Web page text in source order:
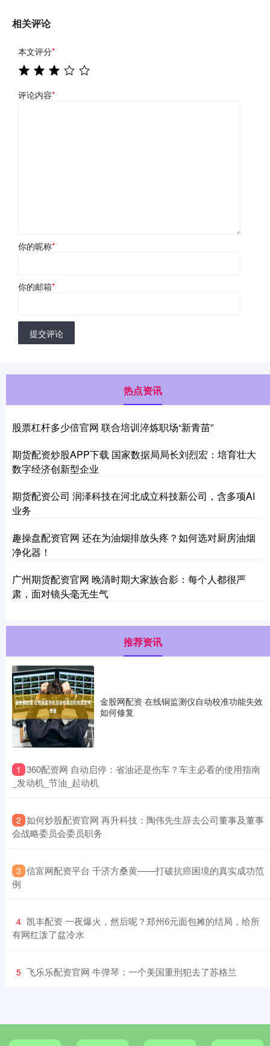
相关评论
本文评分*
评论内容*
你的昵称*
你的邮箱*
提交评论
热点资讯
股票杠杆多少倍官网 联合培训淬炼职场“新青苗”
期货配资炒股APP下载 国家数据局局长刘烈宏：培育壮大
数字经济创新型企业
期货配资公司 润泽科技在河北成立科技新公司，含多项AI
业务
趣操盘配资官网 还在为油烟排放头疼？如何选对厨房油烟
净化器！
广州期货配资官网 晚清时期大家族合影：每个人都很严
肃，面对镜头毫无生气
推荐资讯
金股网配资 在线铜监测仪自动校准功能失效
如何修复
1 ​360配资网 自动启停：省油还是伤车？车主必看的使用指南
_发动机_节油_起动机
2 ​如何炒股配资官网 再升科技：陶伟先生辞去公司董事及董事
会战略委员会委员职务
3 ​信富网配资平台 千济方桑黄——打破抗癌困境的真实成功范
例
4 ​凯丰配资 一夜爆火，然后呢？郑州6元面包摊的结局，给所
有网红泼了盆冷水
5 ​飞乐乐配资官网 牛弹琴：一个美国重刑犯去了苏格兰